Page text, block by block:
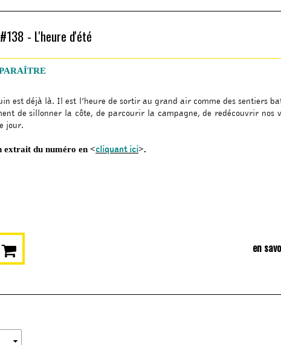
- L'heure d'été
est déjà là. Il est l’heure de sortir au grand air comme des sentiers
de sillonner la côte, de parcourir la campagne, de redécouvrir nos
jour.
extrait du numéro en <cliquant ici>.
en